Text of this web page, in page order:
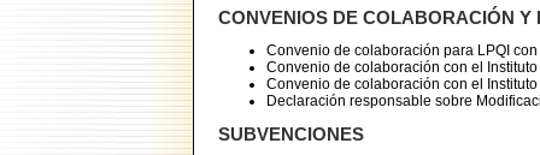
CONVENIOS DE COLABORACIÓN Y
Convenio de colaboración para LPQI
Convenio de colaboración con el
Convenio de colaboración con el
Declaración responsable sobre
SUBVENCIONES